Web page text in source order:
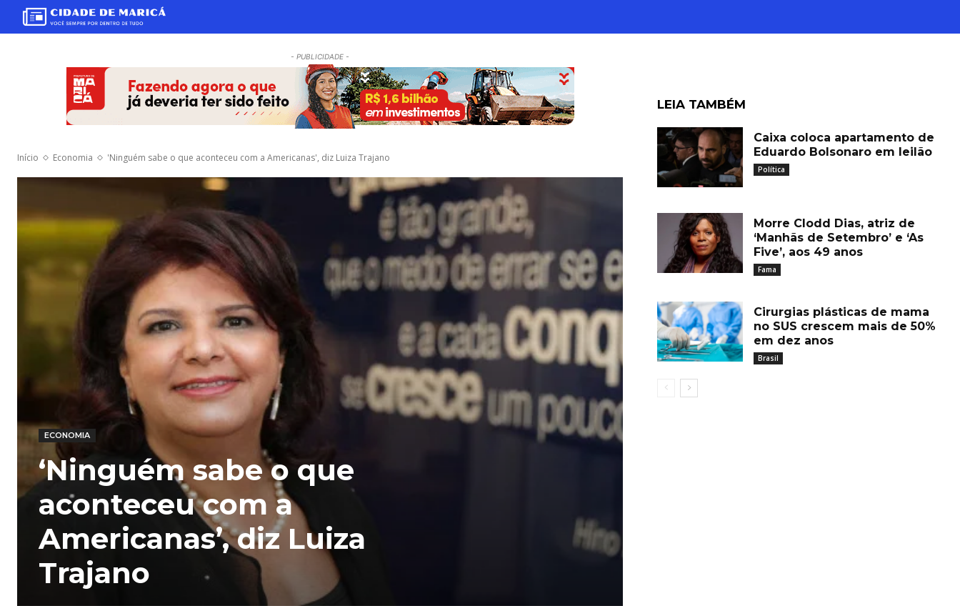
- PUBLICIDADE -
Início Economia 'Ninguém sabe o que aconteceu com a Americanas', diz Luiza Trajano
ECONOMIA
‘Ninguém sabe o que
aconteceu com a
Americanas’, diz Luiza
Trajano
LEIA TAMBÉM
Caixa coloca apartamento de
Eduardo Bolsonaro em leilão
Política
Morre Clodd Dias, atriz de
‘Manhãs de Setembro’ e ‘As
Five’, aos 49 anos
Fama
Cirurgias plásticas de mama
no SUS crescem mais de 50%
em dez anos
Brasil